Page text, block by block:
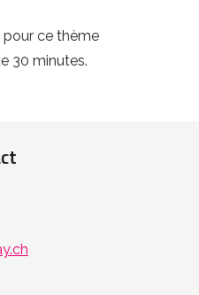
ce thème
30 minutes.